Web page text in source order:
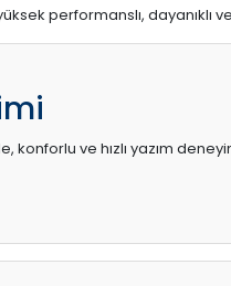
performanslı, dayanıklı
ve hızlı yazım